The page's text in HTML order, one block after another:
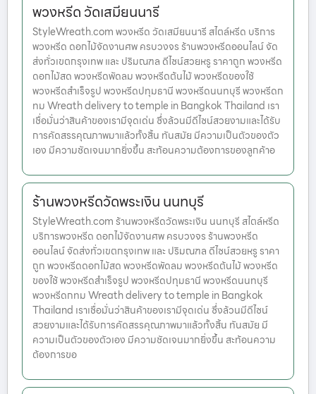
พวงหรีด วัดเสมียนนารี
StyleWreath.com พวงหรีด วัดเสมียนนารี สไตล์หรีด บริการ
พวงหรีด ดอกไม้จัดงานศพ ครบวงจร ร้านพวงหรีดออนไลน์ จัด
ส่งทั่วเขตกรุงเทพ และ ปริมณฑล ดีไซน์สวยหรู ราคาถูก พวงหรีด
ดอกไม้สด พวงหรีดพัดลม พวงหรีดต้นไม้ พวงหรีดของใช้
พวงหรีดสำเร็จรูป พวงหรีดปทุมธานี พวงหรีดนนทบุรี พวงหรีดก
ทม Wreath delivery to temple in Bangkok Thailand เรา
เชื่อมั่นว่าสินค้าของเรามีจุดเด่น ซึ่งล้วนมีดีไซน์สวยงามและได้รับ
การคัดสรรคุณภาพมาแล้วทั้งสิ้น ทันสมัย มีความเป็นตัวของตัว
เอง มีความชัดเจนมากยิ่งขึ้น สะท้อนความต้องการของลูกค้าอ
ร้านพวงหรีดวัดพระเงิน นนทบุรี
StyleWreath.com ร้านพวงหรีดวัดพระเงิน นนทบุรี สไตล์หรีด
บริการพวงหรีด ดอกไม้จัดงานศพ ครบวงจร ร้านพวงหรีด
ออนไลน์ จัดส่งทั่วเขตกรุงเทพ และ ปริมณฑล ดีไซน์สวยหรู ราคา
ถูก พวงหรีดดอกไม้สด พวงหรีดพัดลม พวงหรีดต้นไม้ พวงหรีด
ของใช้ พวงหรีดสำเร็จรูป พวงหรีดปทุมธานี พวงหรีดนนทบุรี
พวงหรีดกทม Wreath delivery to temple in Bangkok
Thailand เราเชื่อมั่นว่าสินค้าของเรามีจุดเด่น ซึ่งล้วนมีดีไซน์
สวยงามและได้รับการคัดสรรคุณภาพมาแล้วทั้งสิ้น ทันสมัย มี
ความเป็นตัวของตัวเอง มีความชัดเจนมากยิ่งขึ้น สะท้อนความ
ต้องการขอ